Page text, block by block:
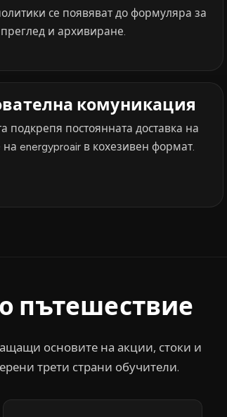
се появяват до формуляра за
преглед и архивиране.
комуникация
подкрепя постоянната доставка на
energyproair в кохезивен формат.
пътешествие
основите на акции, стоки и
трети страни обучители.